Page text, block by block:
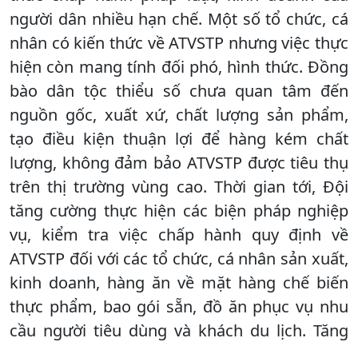
người dân nhiều hạn chế. Một số tổ chức, cá
nhân có kiến thức về ATVSTP nhưng việc thực
hiện còn mang tính đối phó, hình thức. Đồng
bào dân tộc thiểu số chưa quan tâm đến
nguồn gốc, xuất xứ, chất lượng sản phẩm,
tạo điều kiện thuận lợi để hàng kém chất
lượng, không đảm bảo ATVSTP được tiêu thụ
trên thị trường vùng cao. Thời gian tới, Đội
tăng cường thực hiện các biện pháp nghiệp
vụ, kiểm tra việc chấp hành quy định về
ATVSTP đối với các tổ chức, cá nhân sản xuất,
kinh doanh, hàng ăn về mặt hàng chế biến
thực phẩm, bao gói sẵn, đồ ăn phục vụ nhu
cầu người tiêu dùng và khách du lịch. Tăng